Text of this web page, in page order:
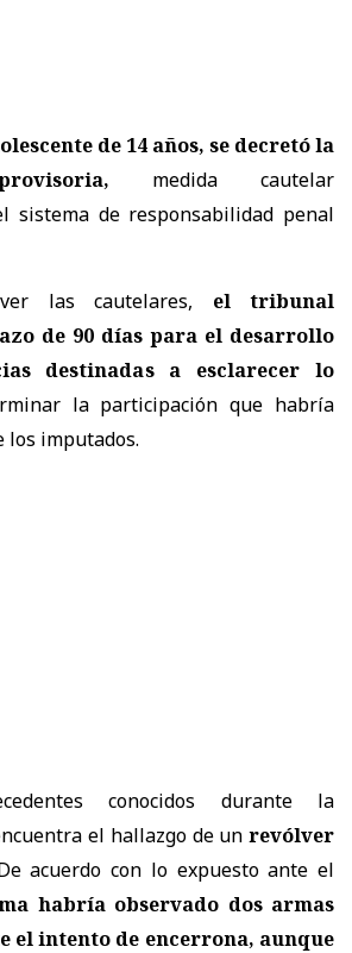
de 14 años, se decretó la
medida cautelar
sistema de responsabilidad penal
las cautelares, el tribunal
de 90 días para el desarrollo
destinadas a esclarecer lo
la participación que habría
los imputados.
conocidos durante la
el hallazgo de un revólver
acuerdo con lo expuesto ante el
habría observado dos armas
el intento de encerrona, aunque